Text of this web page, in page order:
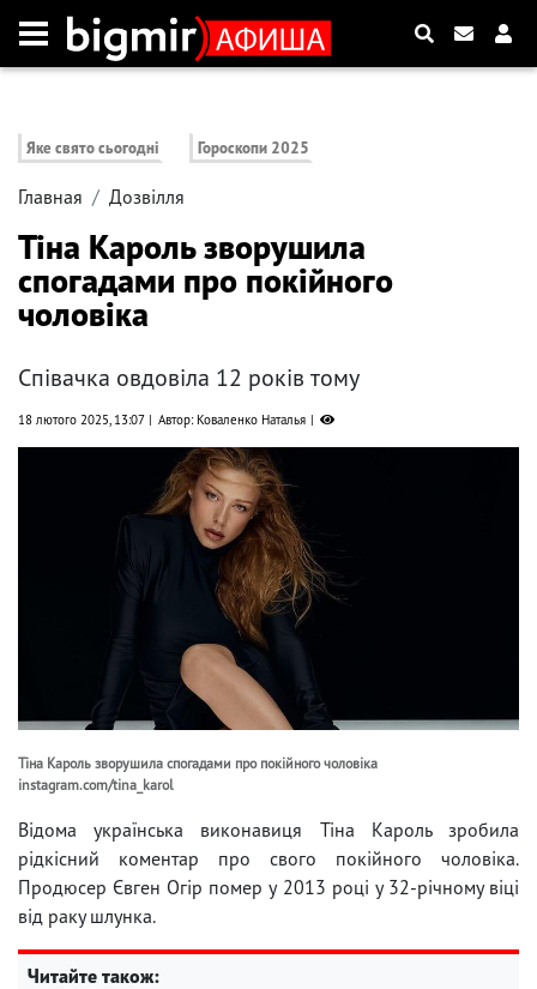
Яке свято сьогодні Гороскопи 2025
Главная Дозвілля
Тіна Кароль зворушила
спогадами про покійного
чоловіка
Співачка овдовіла 12 років тому
18 лютого 2025, 13:07 Автор: Коваленко Наталья
Тіна Кароль зворушила спогадами про покійного чоловіка
instagram.com/tina_karol
Відома українська виконавиця Тіна Кароль зробила
рідкісний коментар про свого покійного чоловіка.
Продюсер Євген Огір помер у 2013 році у 32-річному віці
від раку шлунка.
Читайте також: